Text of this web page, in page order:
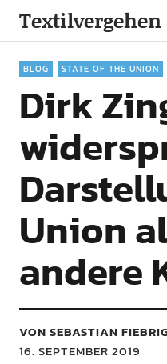
Textilvergehen
BLOG STATE OF THE UNION
Dirk
Union
andere
VON SEBASTIAN
16. SEPTEMBER 2019